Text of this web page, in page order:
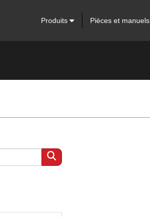
Produits Pièces et manuels